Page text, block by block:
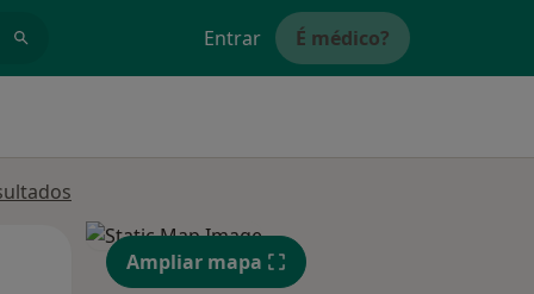
Entrar É médico?
Segunda-feira Ter, Qua
12 Ago
Ampliar mapa